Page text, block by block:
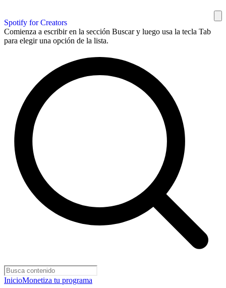
Spotify for Creators
Comienza a escribir en la sección Buscar y luego usa la tecla Tab
para elegir una opción de la lista.
InicioMonetiza tu programa